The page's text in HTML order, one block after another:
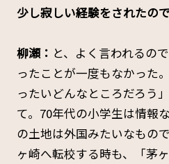
――少し寂しい経験をされたの
柳瀬： と、よく言われるの
ったことが一度もなかった
ったいどんなところだろう
て。70年代の小学生は情報
の土地は外国みたいなもの
ヶ崎へ転校する時も、「茅